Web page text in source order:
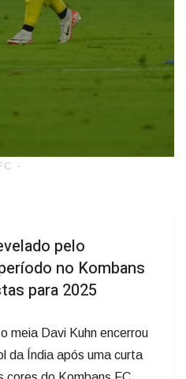
-
pelo
no Kombans
para 2025
meia Davi Kuhn encerrou
da Índia após uma curta